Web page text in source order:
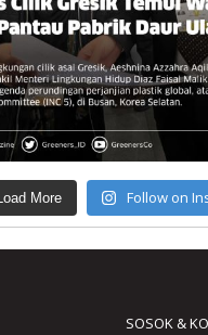
More Follow on
SOSOK &